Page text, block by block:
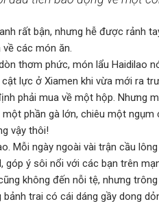
rất bận, nhưng hễ được rảnh
các món ăn.
thơm phức, món lẩu Haidilao
lực ở Xiamen khi vừa mới ra
phải mua về một hộp. Nhưng
phần gà lớn, chiêu một
vậy thôi!
Mỗi ngày ngoài vài trận cầu
ý sôi nổi với các bạn trên
không đến nỗi tệ, nhưng
trai có cái dáng gầy dong